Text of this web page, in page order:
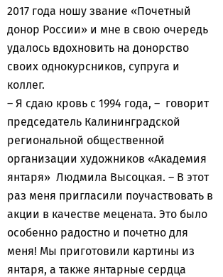
2017 года ношу звание «Почетный
донор России» и мне в свою очередь
удалось вдохновить на донорство
своих однокурсников, супруга и
коллег.
– Я сдаю кровь с 1994 года, – говорит
председатель Калининградской
региональной общественной
организации художников «Академия
янтаря» Людмила Высоцкая. – В этот
раз меня пригласили поучаствовать в
акции в качестве мецената. Это было
особенно радостно и почетно для
меня! Мы приготовили картины из
янтаря, а также янтарные сердца